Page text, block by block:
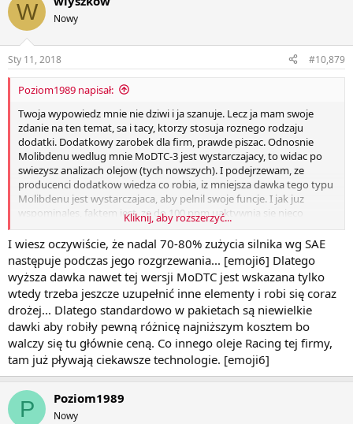
W Nowy
Sty 11, 2018 #10,879
Poziom1989 napisał:
Twoja wypowiedz mnie nie dziwi i ja szanuje. Lecz ja mam swoje
zdanie na ten temat, sa i tacy, ktorzy stosuja roznego rodzaju
dodatki. Dodatkowy zarobek dla firm, prawde piszac. Odnosnie
Molibdenu wedlug mnie MoDTC-3 jest wystarczajacy, to widac po
swiezysz analizach olejow (tych nowszych). I podejrzewam, ze
producenci dodatkow wiedza co robia, iz mniejsza dawka tego typu
Molibdenu jest wystarczajaca, aby pelnil swoje funcje. I jak juz
wspominales, faktem jest, ze do 100 ppm uaktywnia sie nieco
pozniej, lecz bierzmy takze pod uwage jakie temperatury panuja w
silnilku, stosunkowo szybko osiagnie te min. 80°C w ukladzie
korbowo-tlokowym tzn. tlok-cylinder, panewka-czop, aby zmiejszyc
tarcie i zuzycie.
Kliknij, aby rozszerzyć...
I wiesz oczywiście, że nadal 70-80% zużycia silnika wg SAE
następuje podczas jego rozgrzewania... [emoji6] Dlatego
wyższa dawka nawet tej wersji MoDTC jest wskazana tylko
wtedy trzeba jeszcze uzupełnić inne elementy i robi się coraz
drożej... Dlatego standardowo w pakietach są niewielkie
dawki aby robiły pewną różnicę najniższym kosztem bo
walczy się tu głównie ceną. Co innego oleje Racing tej firmy,
tam już pływają ciekawsze technologie. [emoji6]
P Poziom1989
Nowy